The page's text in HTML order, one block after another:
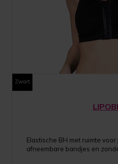
Zwart
Elastische BH met ruimte
afneembare bandjes en